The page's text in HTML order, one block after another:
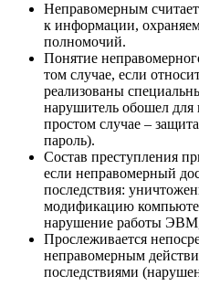
Неправомерным
к информации,
полномочий.
Понятие
том случае, если
реализованы
нарушитель обошел для
простом случае –
пароль).
Состав преступления
если неправомерный
последствия:
модификацию
нарушение работы
Прослеживается
неправомерным
последствиями